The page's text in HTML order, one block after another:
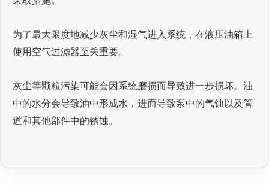
为了最大限度地减少灰尘和湿气进入系统，在液压油箱上
使用空气过滤器至关重要。
灰尘等颗粒污染可能会因系统磨损而导致进一步损坏。油
中的水分会导致油中形成水，进而导致泵中的气蚀以及管
道和其他部件中的锈蚀。